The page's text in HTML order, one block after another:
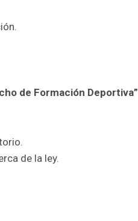
de Formación Deportiva”
de la ley.